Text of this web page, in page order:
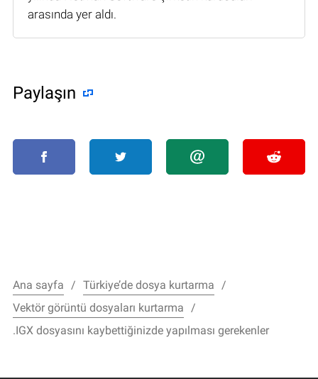
arasında yer aldı.
Paylaşın
Ana sayfa
Türkiye’de dosya kurtarma
Vektör görüntü dosyaları kurtarma
.IGX dosyasını kaybettiğinizde yapılması gerekenler